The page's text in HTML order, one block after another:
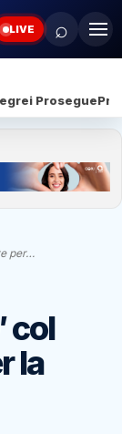
LIVE ⌕
Prosegue
per…
col
la